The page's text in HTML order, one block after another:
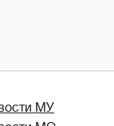
МУ